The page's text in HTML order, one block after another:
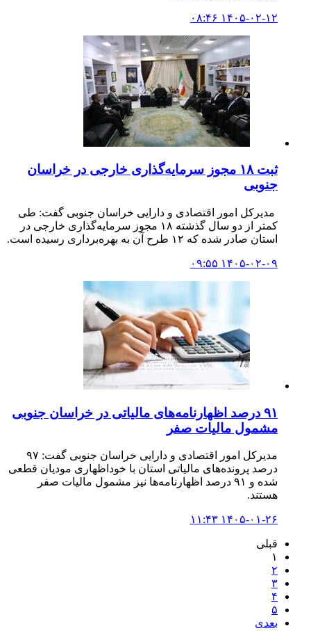
۱۴۰۵-۰۲-۱۲ ۰۸:۴۶
ثبت ۱۸ مجوز سرمایه‌گذاری خارجی در خراسان
جنوبی
مدیرکل امور اقتصادی و دارایی خراسان جنوبی گفت: طی
کمتر از دو سال گذشته ۱۸ مجوز سرمایه‌گذاری خارجی در
استان صادر شده که ۱۲ طرح آن به بهره‌برداری رسیده است.
۱۴۰۵-۰۲-۰۹ ۰۹:۵۵
۹۱ درصد اظهارنامه‌های مالیاتی در خراسان جنوبی
مشمول مالیات صفر
مدیرکل امور اقتصادی و دارایی خراسان جنوبی گفت: ۹۷
درصد پرونده‌های مالیاتی استان با خوداظهاری مودیان قطعی
شده و ۹۱ درصد اظهارنامه‌ها نیز مشمول مالیات صفر
هستند.
۱۴۰۵-۰۱-۲۶ ۱۱:۴۳
قبلی
۱
۲
۳
۴
۵
بعدی